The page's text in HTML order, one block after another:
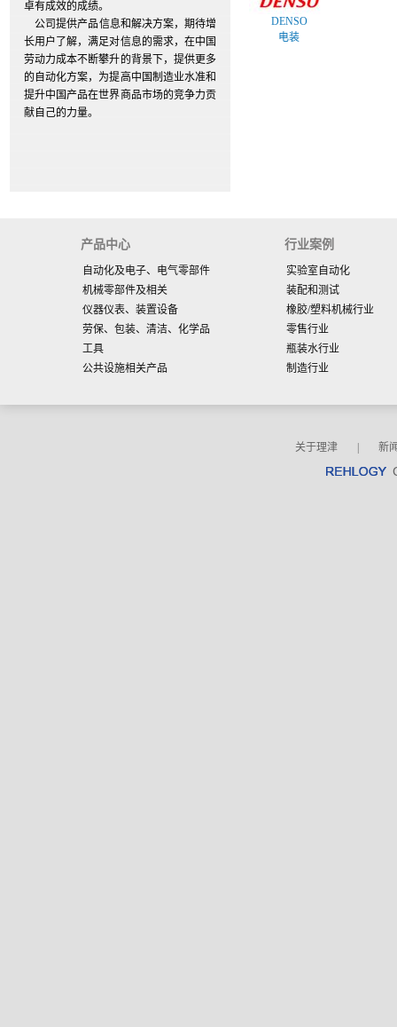
卓有成效的成绩。
公司提供产品信息和解决方案，期待增
长用户了解，满足对信息的需求，在中国
劳动力成本不断攀升的背景下，提供更多
的自动化方案，为提高中国制造业水准和
提升中国产品在世界商品市场的竞争力贡
献自己的力量。
DENSO
电装
产品中心
自动化及电子、电气零部件
机械零部件及相关
仪器仪表、装置设备
劳保、包装、清洁、化学品
工具
公共设施相关产品
行业案例
实验室自动化
装配和测试
橡胶/塑料机械行业
零售行业
瓶装水行业
制造行业
关于理津 新